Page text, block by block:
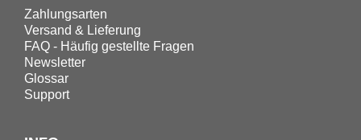
Zahlungsarten
Versand & Lieferung
FAQ - Häufig gestellte Fragen
Newsletter
Glossar
Support